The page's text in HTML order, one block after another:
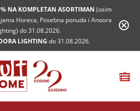
NA KOMPLETAN ASORTIMAN (osim
Horeca, Posebna ponuda i Anoora
do 31.08.2026.
LIGHTING do 31.08.2026.